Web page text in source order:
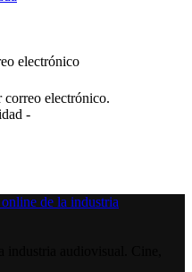
electrónico
correo electrónico.
-